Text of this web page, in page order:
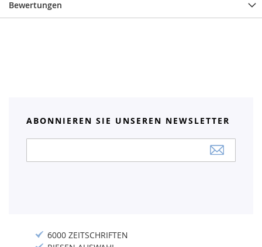
Bewertungen
ABONNIEREN SIE UNSEREN NEWSLETTER
Newsletter:
6000 ZEITSCHRIFTEN